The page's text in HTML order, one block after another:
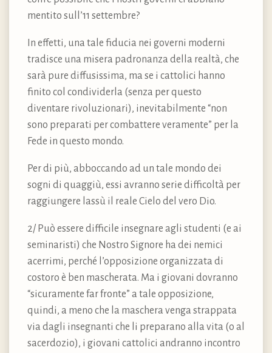
mentito sull’11 settembre?
In effetti, una tale fiducia nei governi moderni
tradisce una misera padronanza della realtà, che
sarà pure diffusissima, ma se i cattolici hanno
finito col condividerla (senza per questo
diventare rivoluzionari), inevitabilmente “non
sono preparati per combattere veramente” per la
Fede in questo mondo.
Per di più, abboccando ad un tale mondo dei
sogni di quaggiù, essi avranno serie difficoltà per
raggiungere lassù il reale Cielo del vero Dio.
2/ Può essere difficile insegnare agli studenti (e ai
seminaristi) che Nostro Signore ha dei nemici
acerrimi, perché l’opposizione organizzata di
costoro è ben mascherata. Ma i giovani dovranno
“sicuramente far fronte” a tale opposizione,
quindi, a meno che la maschera venga strappata
via dagli insegnanti che li preparano alla vita (o al
sacerdozio), i giovani cattolici andranno incontro